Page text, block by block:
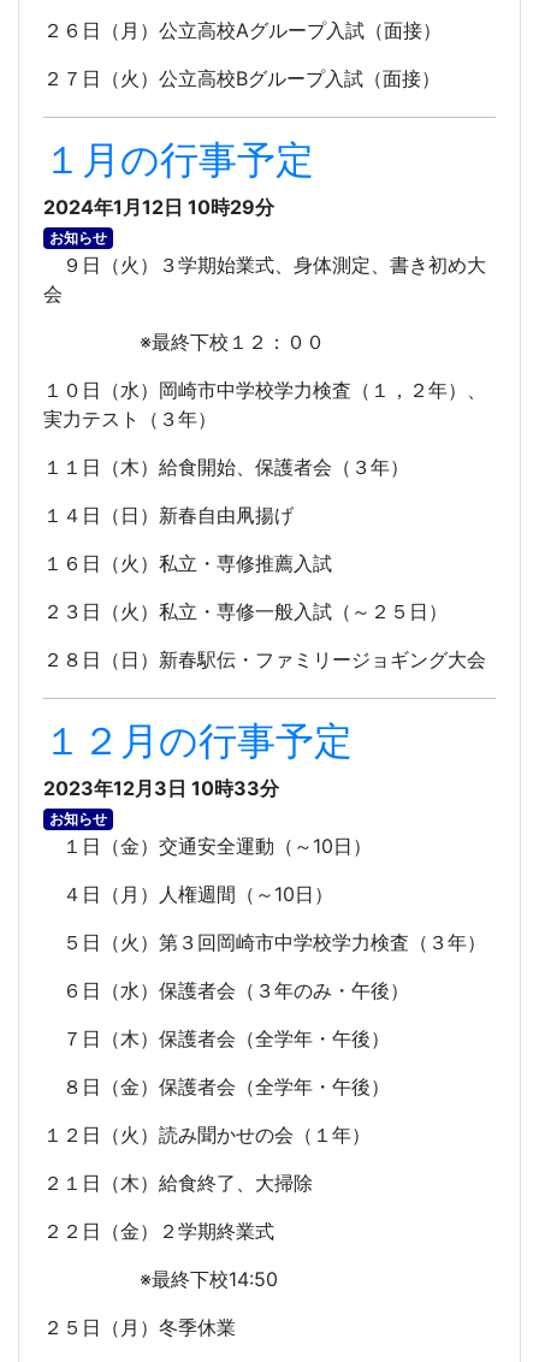
２６日（月）公立高校Aグループ入試（面接）
２７日（火）公立高校Bグループ入試（面接）
１月の行事予定
2024年1月12日 10時29分
お知らせ
９日（火）３学期始業式、身体測定、書き初め大
会
※最終下校１２：００
１０日（水）岡崎市中学校学力検査（１，２年）、
実力テスト（３年）
１１日（木）給食開始、保護者会（３年）
１４日（日）新春自由凧揚げ
１６日（火）私立・専修推薦入試
２３日（火）私立・専修一般入試（～２５日）
２８日（日）新春駅伝・ファミリージョギング大会
１２月の行事予定
2023年12月3日 10時33分
お知らせ
１日（金）交通安全運動（～ 10日）
４日（月）人権週間（～ 10日）
５日（火）第３回岡崎市中学校学力検査（３年）
６日（水）保護者会（３年のみ・午後）
７日（木）保護者会（全学年・午後）
８日（金）保護者会（全学年・午後）
１２日（火）読み聞かせの会（１年）
２１日（木）給食終了、大掃除
２２日（金）２学期終業式
※最終下校14:50
２５日（月）冬季休業